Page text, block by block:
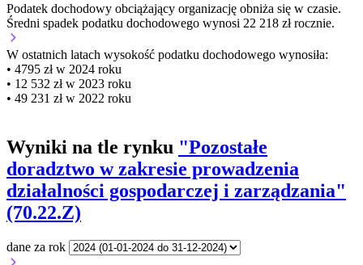
Podatek dochodowy obciążający organizację obniża się w czasie.
Średni spadek podatku dochodowego wynosi 22 218 zł rocznie.
W ostatnich latach wysokość podatku dochodowego wynosiła:
• 4795 zł w 2024 roku
• 12 532 zł w 2023 roku
• 49 231 zł w 2022 roku
Wyniki na tle rynku "Pozostałe
doradztwo w zakresie prowadzenia
działalności gospodarczej i zarządzania"
(70.22.Z)
dane za rok